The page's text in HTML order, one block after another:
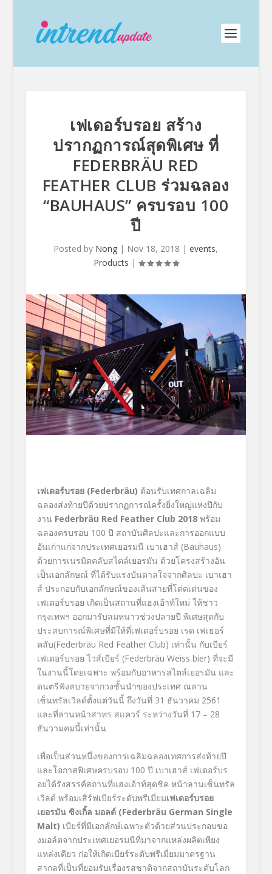
เฟเดอร์บรอย สร้าง
ปรากฏการณ์สุดพิเศษ ที่
FEDERBRÄU RED
FEATHER CLUB ร่วมฉลอง
“BAUHAUS” ครบรอบ 100
ปี
Posted by Nong | Nov 18, 2018 |events,
Products |
เฟเดอร์บรอย (Federbräu) ต้อนรับเทศกาลเฉลิม
ฉลองส่งท้ายปีด้วยปรากฏการณ์ครั้งยิ่งใหญ่แห่งปีกับ
งาน Federbräu Red Feather Club 2018พร้อม
ฉลองครบรอบ 100 ปี สถาบันศิลปะและการออกแบบ
อันเก่าแก่จากประเทศเยอรมนี เบาเฮาส์ (Bauhaus)
ด้วยการเนรมิตคลับสไตล์เยอรมัน ด้วยโครงสร้างอัน
เป็นเอกลักษณ์ ที่ได้รับแรงบันดาลใจจากศิลปะ เบาเฮา
ส์ ประกอบกับเอกลักษณ์ของเส้นสายที่โด่ดเด่นของ
เฟเดอร์บรอย เกิดเป็นสถานที่แฮงเอ้าท์ใหม่ ให้ชาว
กรุงเทพฯ ออกมารับลมหนาวช่วงปลายปี พิเศษสุดกับ
ประสบการณ์พิเศษที่มีให้ที่เฟเดอร์บรอย เรด เฟเธอร์
คลับ(Federbräu Red Feather Club) เท่านั้น กับเบียร์
เฟเดอร์บรอย ไวส์เบียร์ (Federbräu Weiss bier) ที่จะมี
ในงานนี้โดยเฉพาะ พร้อมกับอาหารสไตล์เยอรมัน และ
ดนตรีฟังสบายจากวงชั้นนำของประเทศ ณลาน
เซ็นทรัลเวิลด์ตั้งแต่วันนี้ ถึงวันที่ 31 ธันวาคม 2561
และที่ลานหน้าสาทร สแควร์ ระหว่างวันที่ 17 – 28
ธันวามคมนี้เท่านั้น
เพื่อเป็นส่วนหนึ่งของการเฉลิมฉลองเทศการส่งท้ายปี
และโอกาสพิเศษครบรอบ 100 ปี เบาเฮาส์ เฟเดอร์บร
อยได้รังสรรค์สถานที่แฮงเอ้าท์สุดชิค หน้าลานเซ็นทรัล
เวิลด์ พร้อมเสิร์ฟเบียร์ระดับพรีเมี่ยมเฟเดอร์บรอย
เยอรมัน ซิงเกิ้ล มอลต์ (Federbräu German Single
Malt) เบียร์ที่มีเอกลักษ์เฉพาะตัวด้วยส่วนประกอบขอ
งมอล์ตจากประเทศเยอรมนีที่มาจากแหล่งผลิตเพียง
แหล่งเดียว ก่อให้เกิดเบียร์ระดับพรีเมี่ยมมาตรฐาน
สากลที่เป็นที่ยอมรับเรื่องรสชาติจากสถาบันระดับโลก